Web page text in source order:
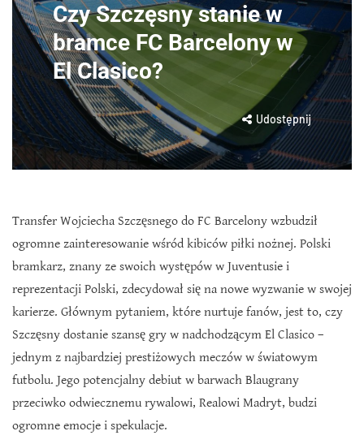
Czy Szczęsny stanie w
bramce FC Barcelony w
El Clasico?
Udostępnij
Transfer Wojciecha Szczęsnego do FC Barcelony wzbudził
ogromne zainteresowanie wśród kibiców piłki nożnej. Polski
bramkarz, znany ze swoich występów w Juventusie i
reprezentacji Polski, zdecydował się na nowe wyzwanie w swojej
karierze. Głównym pytaniem, które nurtuje fanów, jest to, czy
Szczęsny dostanie szansę gry w nadchodzącym El Clasico –
jednym z najbardziej prestiżowych meczów w światowym
futbolu. Jego potencjalny debiut w barwach Blaugrany
przeciwko odwiecznemu rywalowi, Realowi Madryt, budzi
ogromne emocje i spekulacje.